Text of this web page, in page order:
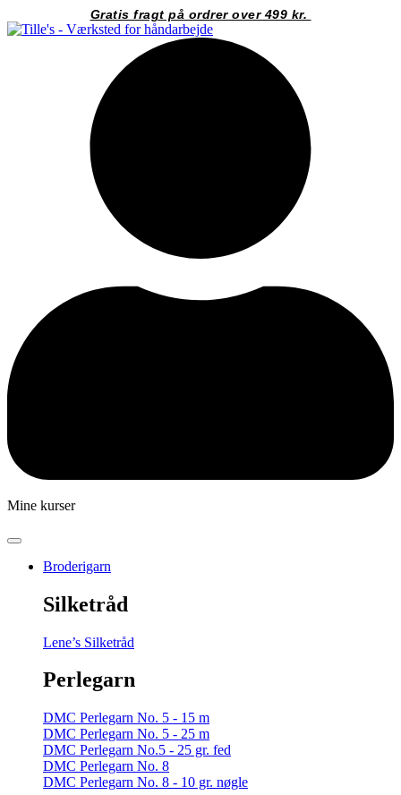
til
Gratis fragt på ordrer over 499 kr.
Mine kurser
Broderigarn
Silketråd
Lene’s Silketråd
Perlegarn
DMC Perlegarn No. 5 - 15 m
DMC Perlegarn No. 5 - 25 m
DMC Perlegarn No.5 - 25 gr. fed
DMC Perlegarn No. 8
DMC Perlegarn No. 8 - 10 gr. nøgle